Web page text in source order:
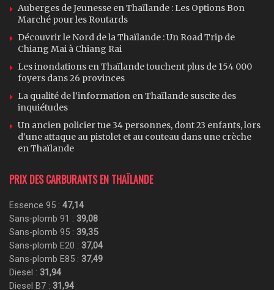
Auberges de Jeunesse en Thaïlande : Les Options Bon
Marché pour les Routards
Découvrir le Nord de la Thaïlande : Un Road Trip de
Chiang Mai à Chiang Rai
Les inondations en Thaïlande touchent plus de 154 000
foyers dans 26 provinces
La qualité de l’information en Thaïlande suscite des
inquiétudes
Un ancien policier tue 34 personnes, dont 23 enfants, lors
d’une attaque au pistolet et au couteau dans une crèche
en Thaïlande
PRIX DES CARBURANTS EN THAÏLANDE
Essence 95 : 47,14
Sans-plomb 91 : 39,08
Sans-plomb 95 : 39,35
Sans-plomb E20 : 37,04
Sans-plomb E85 : 37,49
Diesel : 31,94
Diesel B7 : 31,94